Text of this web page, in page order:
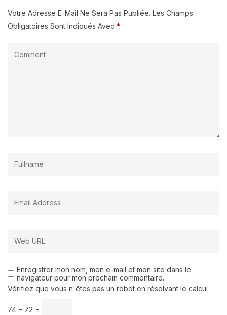
Votre Adresse E-Mail Ne Sera Pas Publiée. Les Champs
Obligatoires Sont Indiqués Avec *
Enregistrer mon nom, mon e-mail et mon site dans le
navigateur pour mon prochain commentaire.
Vérifiez que vous n'êtes pas un robot en résolvant le calcul
74 − 72 =